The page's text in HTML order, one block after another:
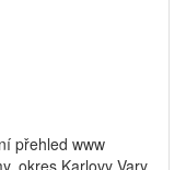
přehled www
okres Karlovy Vary